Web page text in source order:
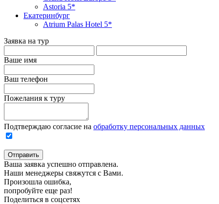
Astoria 5*
Екатеринбург
Atrium Palas Hotel 5*
Заявка на тур
Ваше имя
Ваш телефон
Пожелания к туру
Подтверждаю согласие на обработку персональных данных
Отправить
Ваша заявка успешно отправлена.
Наши менеджеры свяжутся с Вами.
Произошла ошибка,
попробуйте еще раз!
Поделиться в соцсетях